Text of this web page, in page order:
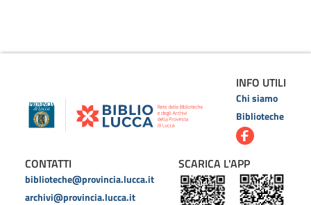
INFO UTILI
Chi siamo
Biblioteche
CONTATTI
biblioteche@provincia.lucca.it
archivi@provincia.lucca.it
SCARICA L'APP